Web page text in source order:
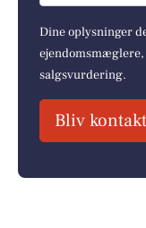
Dine oplysninger
ejendomsmæglere,
salgsvurdering.
Bliv